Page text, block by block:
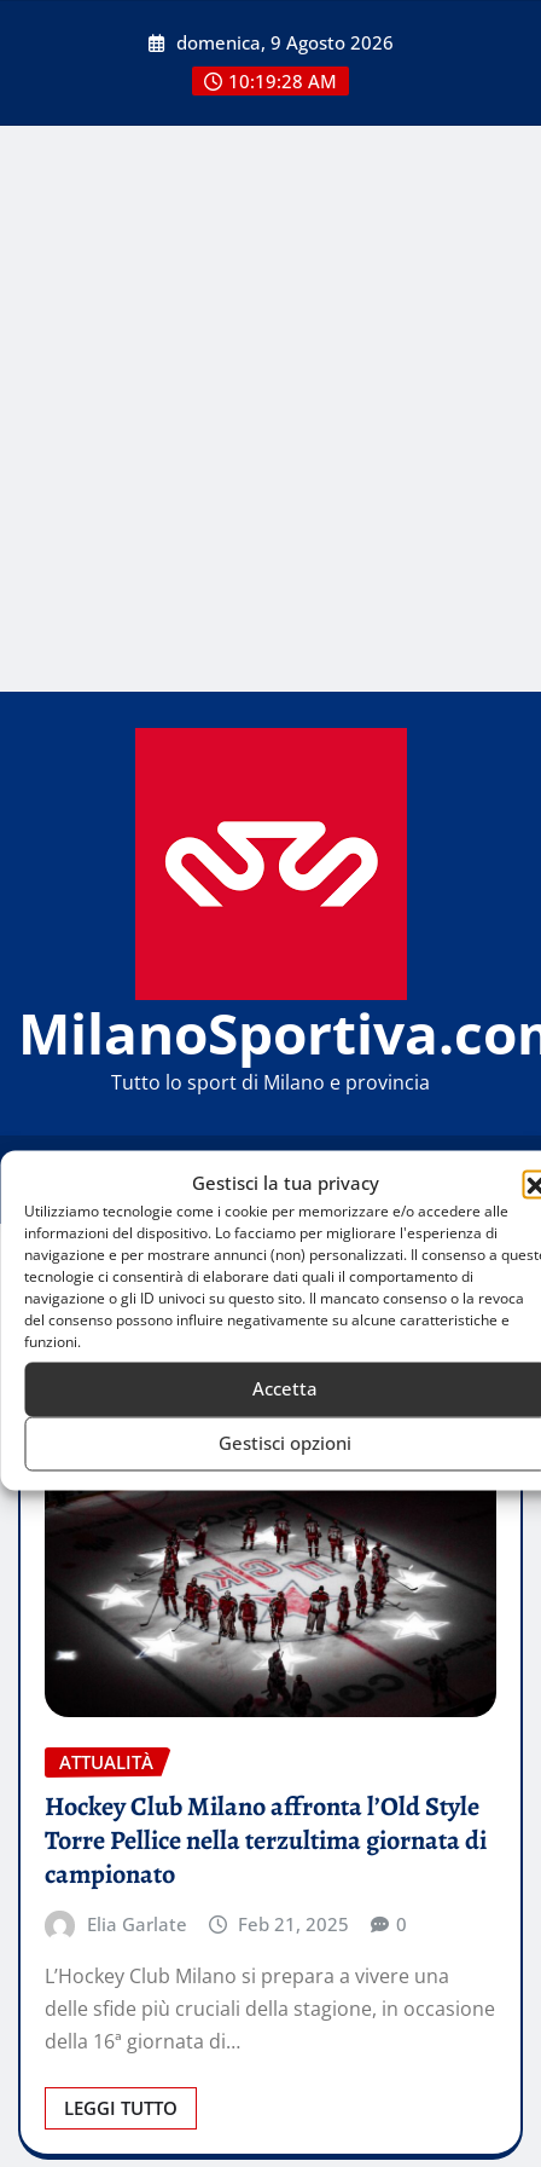
Gestisci la tua privacy
Utilizziamo tecnologie come i cookie per memorizzare e/o accedere alle
informazioni del dispositivo. Lo facciamo per migliorare l'esperienza di
navigazione e per mostrare annunci (non) personalizzati. Il consenso a
tecnologie ci consentirà di elaborare dati quali il comportamento di
navigazione o gli ID univoci su questo sito. Il mancato consenso o la revoca
del consenso possono influire negativamente su alcune caratteristiche e
funzioni.
Accetta
Gestisci opzioni
domenica, 9 Agosto 2026
10:19:28 AM
Tutto lo sport di Milano e provincia
Home
Hockey Club Milano affronta l’Old Style Torre
Pellice nella terzultima giornata di campionato
ATTUALITÀ
Hockey Club Milano affronta l’Old Style
Torre Pellice nella terzultima giornata di
campionato
Elia Garlate Feb 21, 2025 0
L’Hockey Club Milano si prepara a vivere una
delle sfide più cruciali della stagione, in occasione
della 16ª giornata di…
LEGGI TUTTO